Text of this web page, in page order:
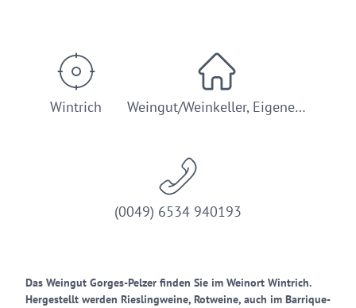
Wintrich Weingut/Weinkeller, Eigene…
(0049) 6534 940193
Das Weingut Gorges-Pelzer finden Sie im Weinort Wintrich.
Hergestellt werden Rieslingweine, Rotweine, auch im Barrique-